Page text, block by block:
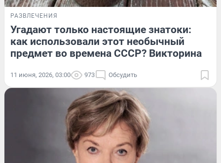
РАЗВЛЕЧЕНИЯ
Угадают только настоящие знатоки:
как использовали этот необычный
предмет во времена СССР? Викторина
11 июня, 2026, 03:00 973 Обсудить